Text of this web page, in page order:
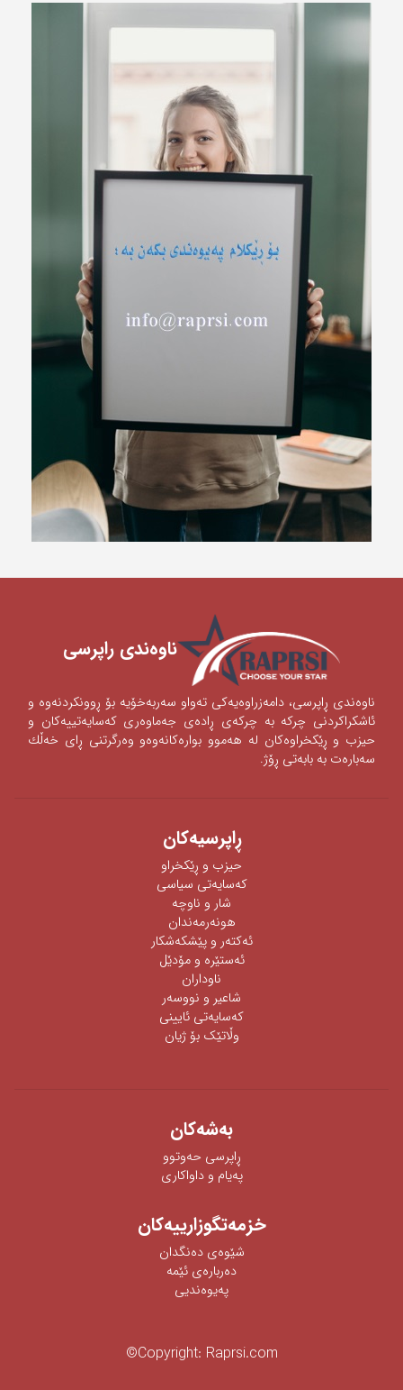
ناوه‌ندی ‌راپرسی
ناوه‌ندی‌ ڕاپرسی‌، دامه‌زراوه‌یه‌كی‌ ته‌واو سه‌ربه‌خۆیه‌ بۆ ڕوونكردنه‌وه‌ و
ئاشكراكردنی‌‌ چركه‌ به‌ چركه‌ی‌ ڕاده‌ی‌ جه‌ماوه‌ری‌ كه‌سایه‌تییه‌كان و
حیزب و ڕێكخراوه‌كان له‌ هه‌موو بواره‌كانه‌وه‌‌‌و وه‌رگرتنی‌ ڕای‌ خه‌ڵك
سه‌باره‌ت به‌ بابه‌تی‌ ڕۆژ.
ڕاپرسیه‌كان
حیزب و ڕێکخراو
كەسایەتی سیاسی
شار و ناوچە
هونەرمەندان
ئه‌كته‌ر‌ و پێشكه‌شكار
ئه‌ستێره‌ و مۆدێل
ناوداران
شاعیر و نووسەر
كەسایەتی ئایینی
وڵاتێک بۆ ژیان
به‌شه‌كان
ڕاپرسی‌ حه‌وتوو
په‌یام و داواكاری‌
خزمەتگوزارییەکان
شێوه‌ی‌ ده‌نگدان
دەربارەی ئێمە
پەیوەندیی
©Copyright: Raprsi.com